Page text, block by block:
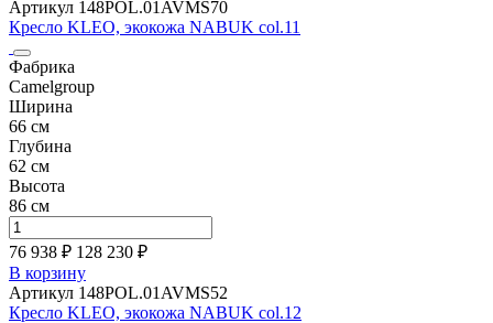
Артикул 148POL.01AVMS70
Кресло KLEO, экокожа NABUK col.11
Фабрика
Camelgroup
Ширина
66 см
Глубина
62 см
Высота
86 см
76 938 ₽ 128 230 ₽
В корзину
Артикул 148POL.01AVMS52
Кресло KLEO, экокожа NABUK col.12